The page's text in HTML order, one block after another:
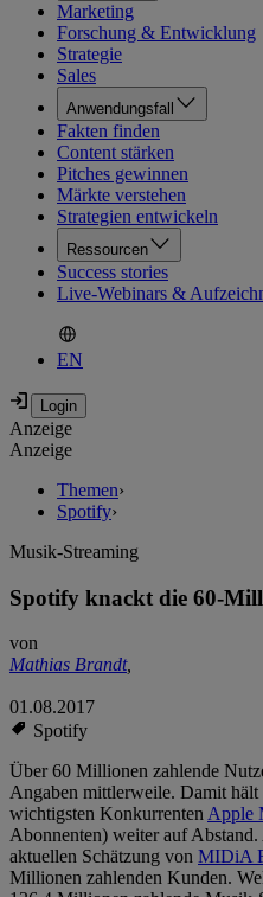
Marketing
Forschung & Entwicklung
Strategie
Sales
Anwendungsfall
Fakten finden
Content stärken
Pitches gewinnen
Märkte verstehen
Strategien entwickeln
Ressourcen
Success stories
Live-Webinars &
EN
Anzeige
Anzeige
Themen›
Spotify›
Musik-Streaming
Spotify knackt die 60-
von
Mathias Brandt,
01.08.2017
Spotify
Über 60 Millionen zahlende
Angaben mittlerweile. Damit hält
wichtigsten KonkurrentenApple
Abonnenten) weiter auf
aktuellen Schätzung von MIDiA
Millionen zahlenden Kunden.